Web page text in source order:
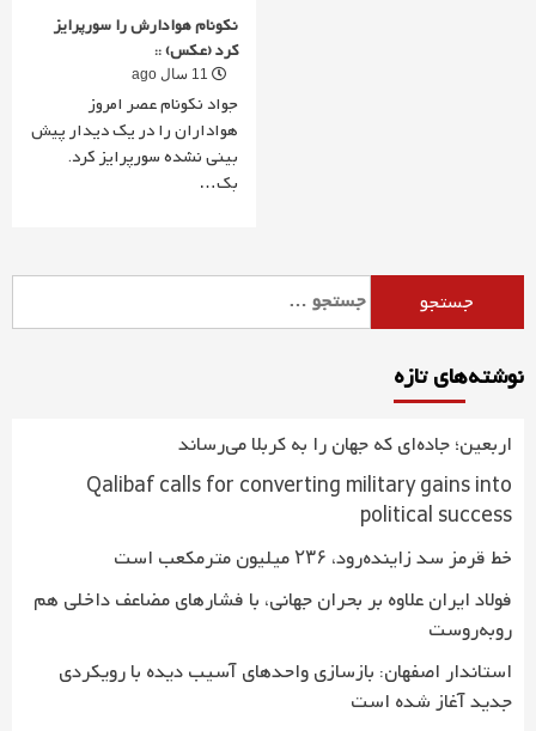
نکونام هوادارش را سورپرایز
کرد (عکس) ::
جواد نکونام عصر امروز
هواداران را در یک دیدار پیش
بینی نشده سورپرایز کرد.
بک…
برای:
نوشته‌های تازه
اربعین؛ جاده‌ای که جهان را به کربلا می‌رساند
Qalibaf calls for converting military gains into
political success
خط قرمز سد زاینده‌رود، ۲۳۶ میلیون مترمکعب است
فولاد ایران علاوه بر بحران جهانی، با فشارهای مضاعف داخلی هم
روبه‌روست
استاندار اصفهان: بازسازی واحدهای آسیب دیده با رویکردی
جدید آغاز شده است